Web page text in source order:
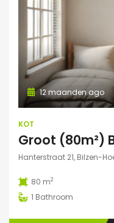
12 maanden ago
KOT
Hanterstraat 21, Bilzen-
80 m2
1 Bathroom